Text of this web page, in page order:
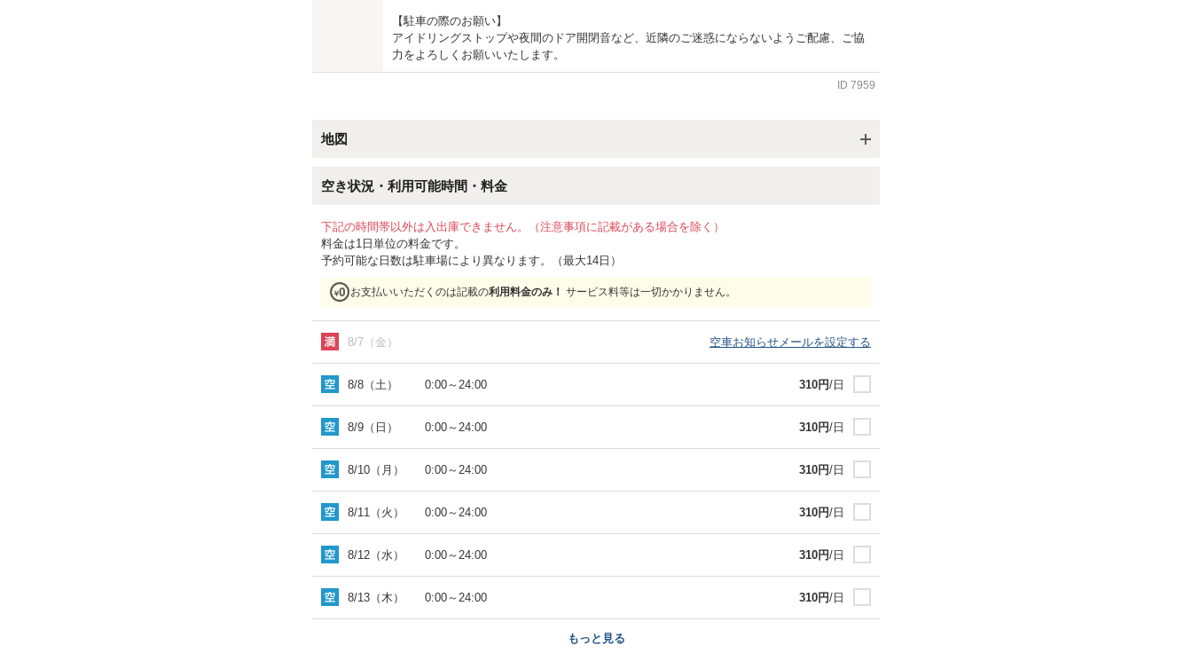
【駐車の際のお願い】
アイドリングストップや夜間のドア開閉音など、近隣のご迷惑にならないようご配慮、ご協
力をよろしくお願いいたします。
ID 7959
地図
空き状況・利用可能時間・料金
下記の時間帯以外は入出庫できません。（注意事項に記載がある場合を除く）
料金は1日単位の料金です。
予約可能な日数は駐車場により異なります。（最大14日）
お支払いいただくのは記載の利用料金のみ！ サービス料等は一切かかりません。
8/7（金） 空車お知らせメールを設定する
8/8（土） 0:00～ 24:00 310円/日
8/9（日） 0:00～ 24:00 310円/日
8/10（月） 0:00～ 24:00 310円/日
8/11（火） 0:00～ 24:00 310円/日
8/12（水） 0:00～ 24:00 310円/日
8/13（木） 0:00～ 24:00 310円/日
もっと見る